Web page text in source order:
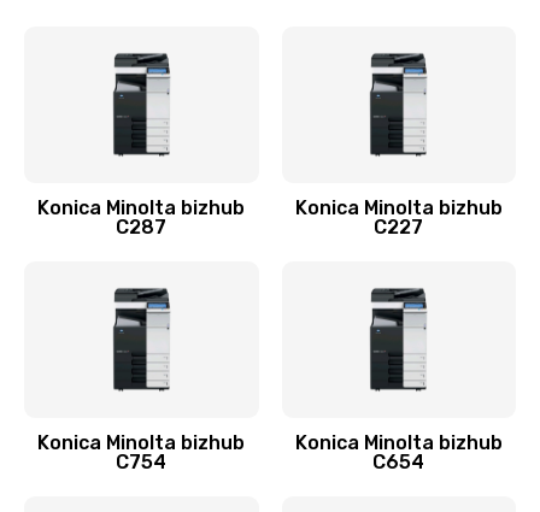
Konica Minolta bizhub
C287
Konica Minolta bizhub
C227
Konica Minolta bizhub
C754
Konica Minolta bizhub
C654